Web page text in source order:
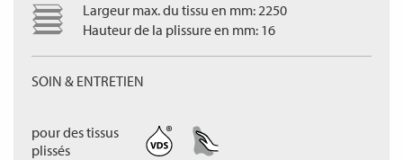
Largeur max. du tissu en mm: 2250
Hauteur de la plissure en mm: 16
SOIN & ENTRETIEN
pour des tissus
plissés